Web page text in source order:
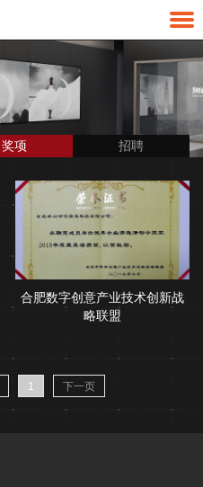
奖项 招聘
合肥数字创意产业技术创新战
略联盟
1 下一页